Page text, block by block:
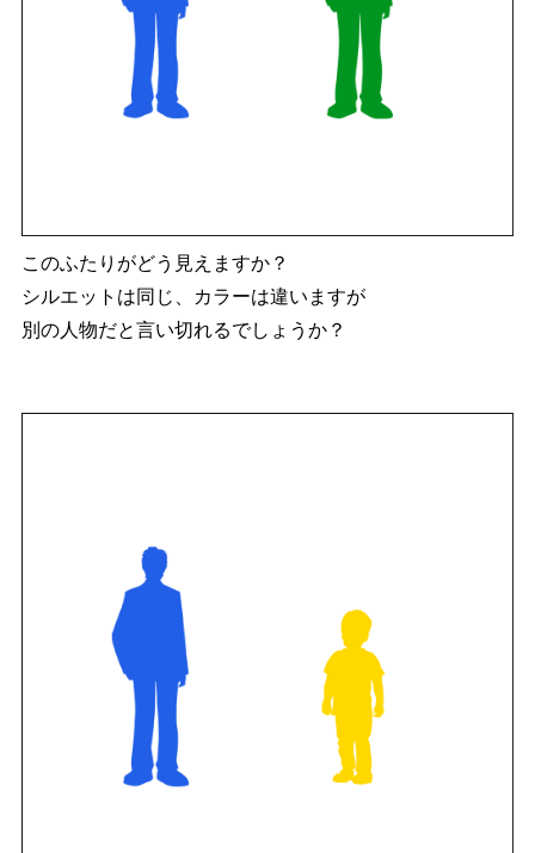
このふたりがどう見えますか？
シルエットは同じ、カラーは違いますが
別の人物だと言い切れるでしょうか？